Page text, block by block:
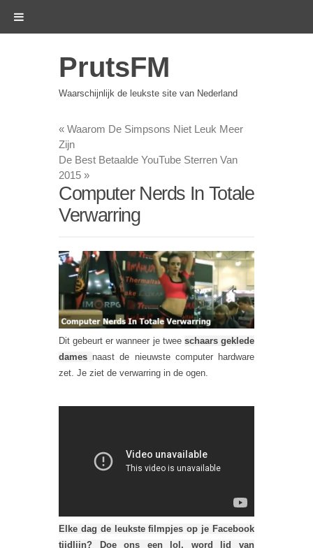
PrutsFM
Waarschijnlijk de leukste site van Nederland
« Waarom De Simpsons Niet Leuk Meer
Zijn
De Best Betaalde YouTube Sterren Van
2015 »
Computer Nerds In Totale
Verwarring
Dit gebeurt er wanneer je twee schaars geklede
dames naast de nieuwste computer hardware
zet. Je ziet de verwarring in de ogen.
Elke dag de leukste filmpjes op je Facebook
tijdlijn? Doe ons een lol, word lid van